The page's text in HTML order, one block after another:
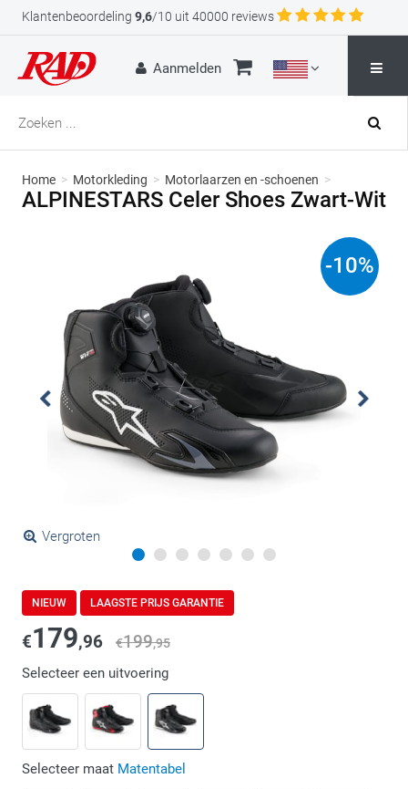
Klantenbeoordeling 9,6/10 uit 40000 reviews
Aanmelden
Home > Motorkleding > Motorlaarzen en -schoenen >
ALPINESTARS Celer Shoes Zwart-Wit
Vergroten
-10%
NIEUW LAAGSTE PRIJS GARANTIE
€179,96 €199,95
Selecteer een uitvoering
Selecteer maat Matentabel